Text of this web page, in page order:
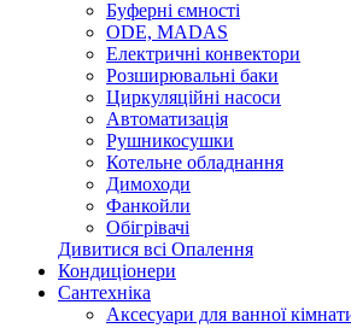
Буферні ємності
ODE, MADAS
Електричні конвектори
Розширювальні баки
Циркуляційні насоси
Автоматизація
Рушникосушки
Котельне обладнання
Димоходи
Фанкойли
Обігрівачі
Дивитися всі Опалення
Кондиціонери
Сантехніка
Аксесуари для ванної